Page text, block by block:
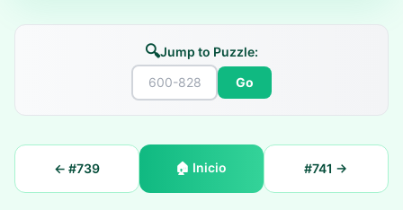
🔍Jump to Puzzle:
Go
← #739 🏠 Inicio #741 →